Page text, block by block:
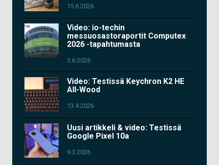
15.6.2026
Video: io-techin
messuosastoraportit Computex
2026 -tapahtumasta
3.6.2026
Video: Testissä Keychron K2 HE
All-Wood
13.4.2026
Uusi artikkeli & video: Testissä
Google Pixel 10a
9.3.2026